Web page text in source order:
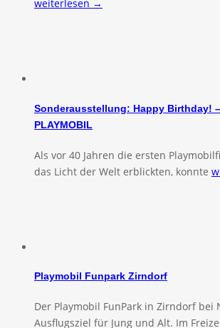
weiterlesen →
Sonderausstellung: Happy Birthday!
PLAYMOBIL
Als vor 40 Jahren die ersten
das Licht der Welt erblickten, konnte
Playmobil Funpark Zirndorf
Der Playmobil FunPark in Zirndorf bei
Ausflugsziel für Jung und Alt. Im